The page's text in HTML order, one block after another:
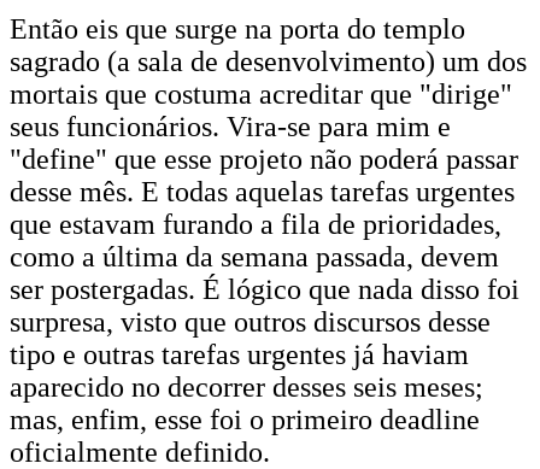
Então eis que surge na porta do templo
sagrado (a sala de desenvolvimento) um dos
mortais que costuma acreditar que "dirige"
seus funcionários. Vira-se para mim e
"define" que esse projeto não poderá passar
desse mês. E todas aquelas tarefas urgentes
que estavam furando a fila de prioridades,
como a última da semana passada, devem
ser postergadas. É lógico que nada disso foi
surpresa, visto que outros discursos desse
tipo e outras tarefas urgentes já haviam
aparecido no decorrer desses seis meses;
mas, enfim, esse foi o primeiro deadline
oficialmente definido.